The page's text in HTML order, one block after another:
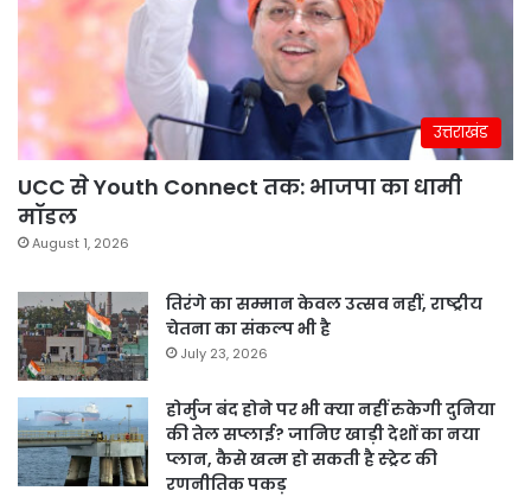
उत्तराखंड
UCC से Youth Connect तक: भाजपा का धामी
मॉडल
August 1, 2026
तिरंगे का सम्मान केवल उत्सव नहीं, राष्ट्रीय
चेतना का संकल्प भी है
July 23, 2026
होर्मुज बंद होने पर भी क्या नहीं रुकेगी दुनिया
की तेल सप्लाई? जानिए खाड़ी देशों का नया
प्लान, कैसे खत्म हो सकती है स्ट्रेट की
रणनीतिक पकड़